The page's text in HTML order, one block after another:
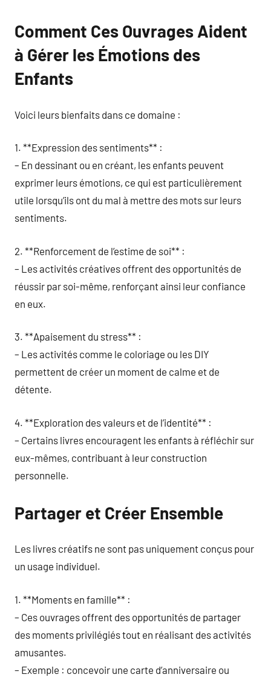
Comment Ces Ouvrages Aident
à Gérer les Émotions des
Enfants
Voici leurs bienfaits dans ce domaine :
1. **Expression des sentiments** :
– En dessinant ou en créant, les enfants peuvent
exprimer leurs émotions, ce qui est particulièrement
utile lorsqu’ils ont du mal à mettre des mots sur leurs
sentiments.
2. **Renforcement de l’estime de soi** :
– Les activités créatives offrent des opportunités de
réussir par soi-même, renforçant ainsi leur confiance
en eux.
3. **Apaisement du stress** :
– Les activités comme le coloriage ou les DIY
permettent de créer un moment de calme et de
détente.
4. **Exploration des valeurs et de l’identité** :
– Certains livres encouragent les enfants à réfléchir sur
eux-mêmes, contribuant à leur construction
personnelle.
Partager et Créer Ensemble
Les livres créatifs ne sont pas uniquement conçus pour
un usage individuel.
1. **Moments en famille** :
– Ces ouvrages offrent des opportunités de partager
des moments privilégiés tout en réalisant des activités
amusantes.
– Exemple : concevoir une carte d’anniversaire ou